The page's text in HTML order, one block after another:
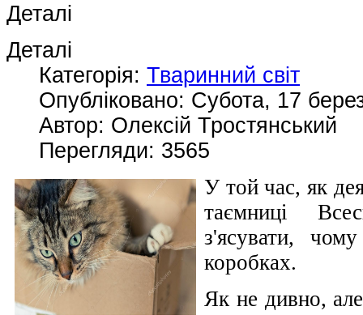
Деталі
Деталі
Категорія: Тваринний світ
Опубліковано: Субота, 17
Автор: Олексій Тростянський
Перегляди: 3565
У той час, як
таємниці
з'ясувати,
коробках.
Як не дивно,